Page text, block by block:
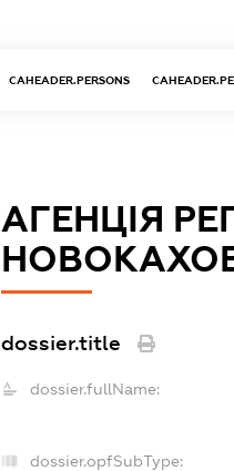
CAHEADER.PERSONS
АГЕНЦІЯ
dossier.title
dossier.fullName:
dossier.opfSubType: